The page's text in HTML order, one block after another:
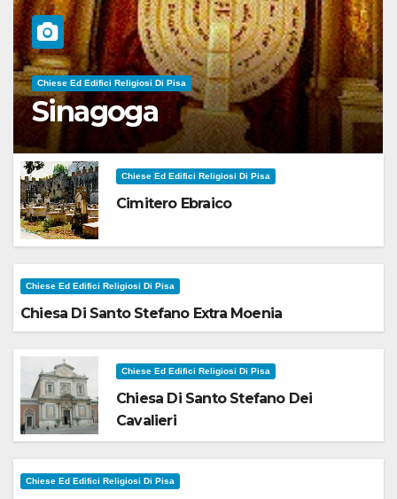
Chiese Ed Edifici Religiosi Di Pisa
Sinagoga
Chiese Ed Edifici Religiosi Di Pisa
Cimitero Ebraico
Chiese Ed Edifici Religiosi Di Pisa
Chiesa Di Santo Stefano Extra Moenia
Chiese Ed Edifici Religiosi Di Pisa
Chiesa Di Santo Stefano Dei
Cavalieri
Chiese Ed Edifici Religiosi Di Pisa